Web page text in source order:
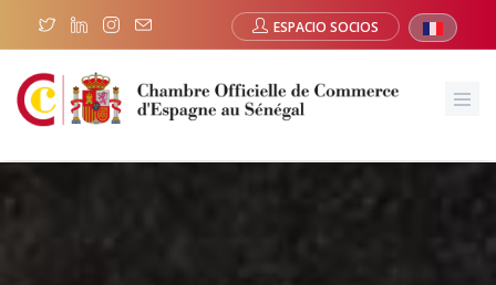
ESPACIO SOCIOS